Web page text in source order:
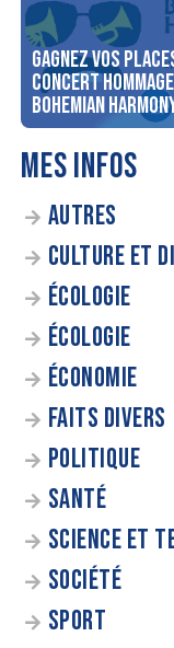
Gagnez vos
concert
Bohemian
MES INFOS
AUTRES
CULTURE ET
ÉCOLOGIE
ÉCOLOGIE
ÉCONOMIE
FAITS DIVERS
POLITIQUE
SANTÉ
SCIENCE ET
SOCIÉTÉ
SPORT